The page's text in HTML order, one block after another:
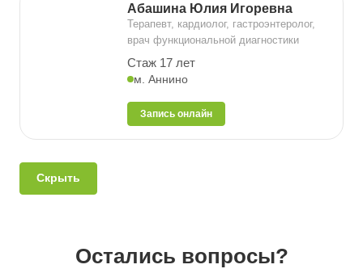
Абашина Юлия Игоревна
Терапевт, кардиолог, гастроэнтеролог,
врач функциональной диагностики
Стаж 17 лет
м. Аннино
Запись онлайн
Скрыть
Остались вопросы?